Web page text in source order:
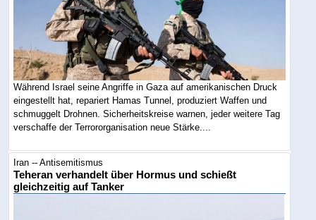
Während Israel seine Angriffe in Gaza auf amerikanischen Druck
eingestellt hat, repariert Hamas Tunnel, produziert Waffen und
schmuggelt Drohnen. Sicherheitskreise warnen, jeder weitere Tag
verschaffe der Terrororganisation neue Stärke....
Iran -- Antisemitismus
Teheran verhandelt über Hormus und schießt
gleichzeitig auf Tanker